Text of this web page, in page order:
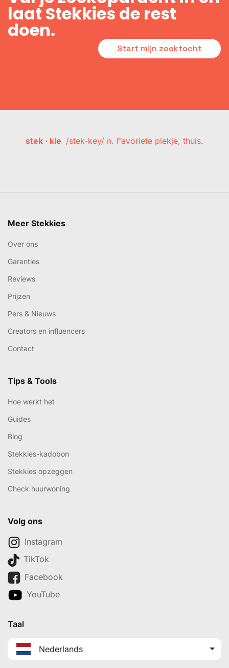
laat Stekkies de rest
doen.
Start mijn zoektocht
stek · kie /stek-key/ n. Favoriete plekje, thuis.
Meer Stekkies
Over ons
Garanties
Reviews
Prijzen
Pers & Nieuws
Creators en influencers
Contact
Tips & Tools
Hoe werkt het
Guides
Blog
Stekkies-kadobon
Stekkies opzeggen
Check huurwoning
Volg ons
Instagram
TikTok
Facebook
YouTube
Taal
Nederlands